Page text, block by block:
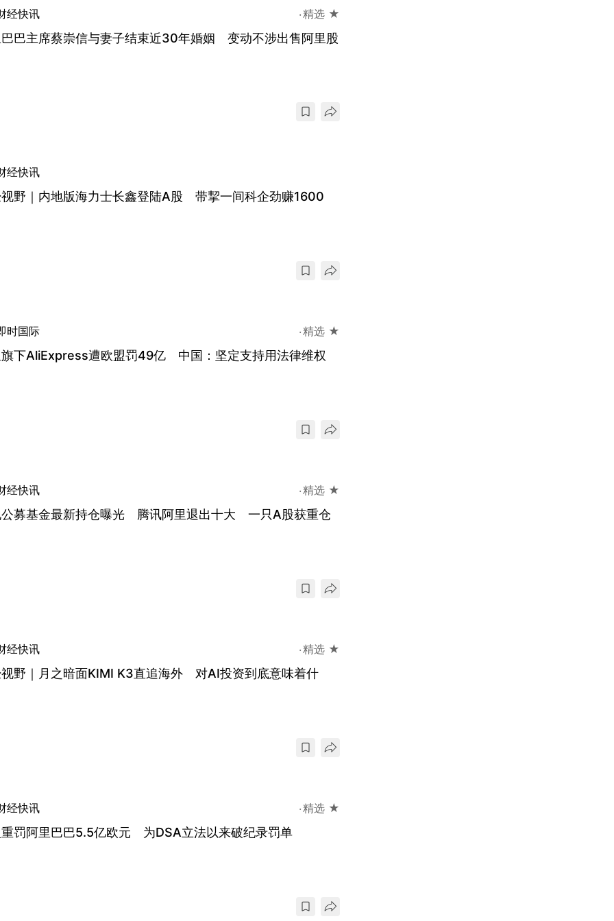
经快讯 精选 ★
巴主席蔡崇信与妻子结束近30年婚姻 变动不涉出售阿里股
经快讯
野｜内地版海力士长鑫登陆A股 带挈一间科企劲赚1600
时国际 精选 ★
下AliExpress遭欧盟罚49亿 中国：坚定支持用法律维权
经快讯 精选 ★
募基金最新持仓曝光 腾讯阿里退出十大 一只A股获重仓
经快讯 精选 ★
野｜月之暗面KIMI K3直追海外 对AI投资到底意味着什
经快讯 精选 ★
罚阿里巴巴5.5亿欧元 为DSA立法以来破纪录罚单